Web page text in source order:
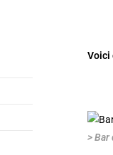
Voici
> Bar